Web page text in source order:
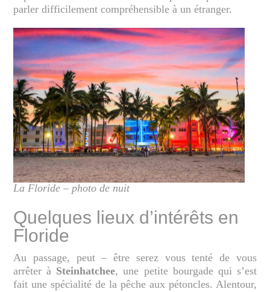
parler difficilement compréhensible à un étranger.
La Floride – photo de nuit
Quelques lieux d’intérêts en
Floride
Au passage, peut – être serez vous tenté de vous
arrêter à Steinhatchee, une petite bourgade qui s’est
fait une spécialité de la pêche aux pétoncles. Alentour,